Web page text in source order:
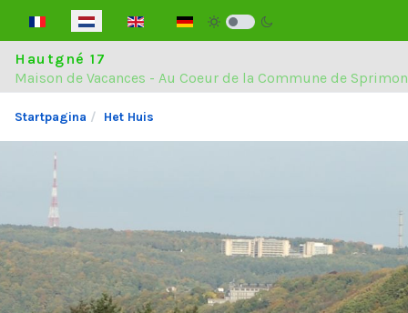
Selecteer de taal
Hautgné 17
Maison de Vacances - Au Coeur de la Commune de
Startpagina Het Huis
Regio